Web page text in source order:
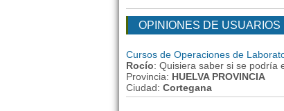
OPINIONES DE USUARIOS
Cursos de Operaciones de
Rocío: Quisiera saber si se podría
Provincia: HUELVA PROVINCIA
Ciudad: Cortegana